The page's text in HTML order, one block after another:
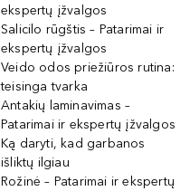
ekspertų įžvalgos
Salicilo rūgštis – Patarimai ir
ekspertų įžvalgos
Veido odos priežiūros rutina:
teisinga tvarka
Antakių laminavimas –
Patarimai ir ekspertų įžvalgos
Ką daryti, kad garbanos
išliktų ilgiau
Rožinė – Patarimai ir ekspertų